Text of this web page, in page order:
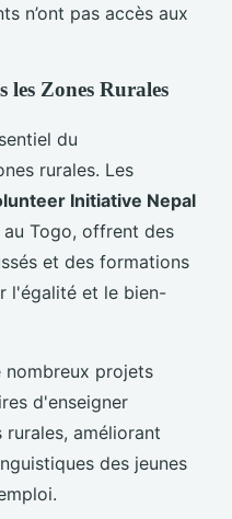
n’ont pas accès aux
les Zones Rurales
du
rurales. Les
Initiative Nepal
au Togo, offrent des
et des formations
l'égalité et le bien-
nombreux projets
d'enseigner
rurales, améliorant
des jeunes